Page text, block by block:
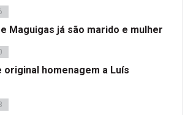
Maguigas já são marido e mulher
original homenagem a Luís